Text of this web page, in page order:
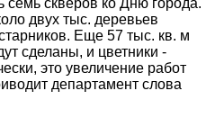
двух тыс. деревьев
Еще 57 тыс. кв. м
сделаны, и цветники -
это увеличение работ
департамент слова